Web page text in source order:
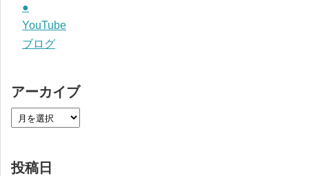
●
YouTube
ブログ
アーカイブ
投稿日